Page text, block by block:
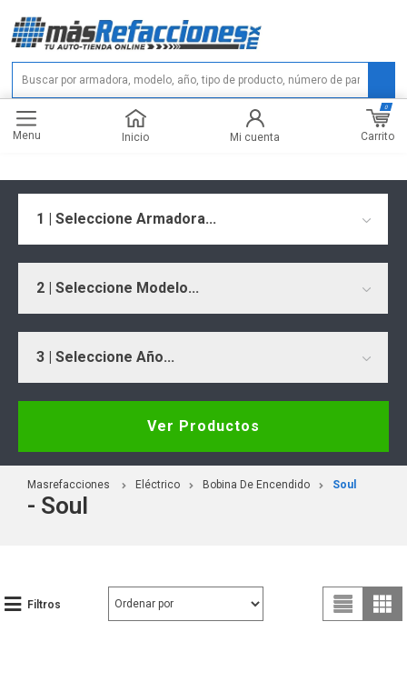
Menu Inicio Mi cuenta Carrito
0
1 | Seleccione Armadora...
2 | Seleccione Modelo...
3 | Seleccione Año...
Ver Productos
Masrefacciones Eléctrico Bobina De Encendido Soul
- Soul
Filtros